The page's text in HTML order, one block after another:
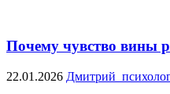
Почему чувство вины
22.01.2026